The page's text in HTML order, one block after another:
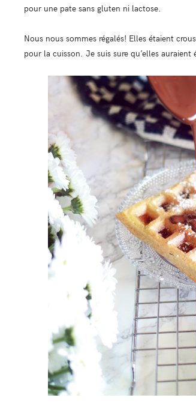
pour une pate sans gluten ni lactose.
Nous nous sommes régalés! Elles étaient
pour la cuisson. Je suis sure qu’elles